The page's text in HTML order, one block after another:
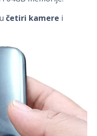
četiri kamere i